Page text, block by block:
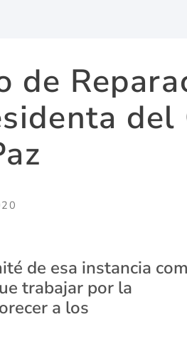
de
del
de esa instancia
trabajar por la
a los